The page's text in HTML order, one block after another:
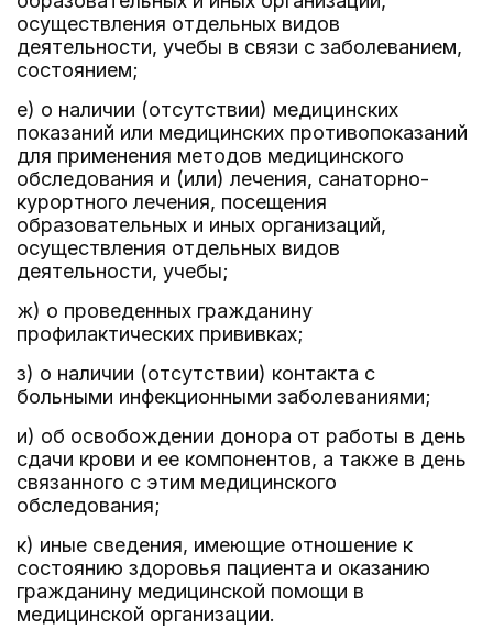
осуществления отдельных видов
деятельности, учебы в связи с заболеванием,
состоянием;
е) о наличии (отсутствии) медицинских
показаний или медицинских противопоказаний
для применения методов медицинского
обследования и (или) лечения, санаторно-
курортного лечения, посещения
образовательных и иных организаций,
осуществления отдельных видов
деятельности, учебы;
ж) о проведенных гражданину
профилактических прививках;
з) о наличии (отсутствии) контакта с
больными инфекционными заболеваниями;
и) об освобождении донора от работы в день
сдачи крови и ее компонентов, а также в день
связанного с этим медицинского
обследования;
к) иные сведения, имеющие отношение к
состоянию здоровья пациента и оказанию
гражданину медицинской помощи в
медицинской организации.